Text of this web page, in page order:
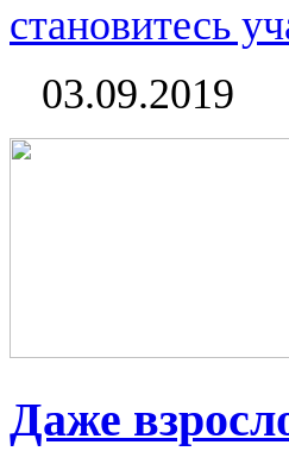
становитесь
03.09.2019
Даже